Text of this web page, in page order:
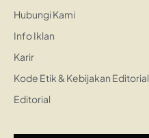
Hubungi Kami
Info Iklan
Karir
Kode Etik & Kebijakan Editorial
Editorial